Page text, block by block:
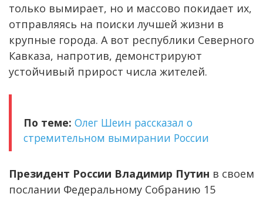
только вымирает, но и массово покидает их,
отправляясь на поиски лучшей жизни в
крупные города. А вот республики Северного
Кавказа, напротив, демонстрируют
устойчивый прирост числа жителей.
По теме: Олег Шеин рассказал о
стремительном вымирании России
Президент России Владимир Путин в своем
послании Федеральному Собранию 15